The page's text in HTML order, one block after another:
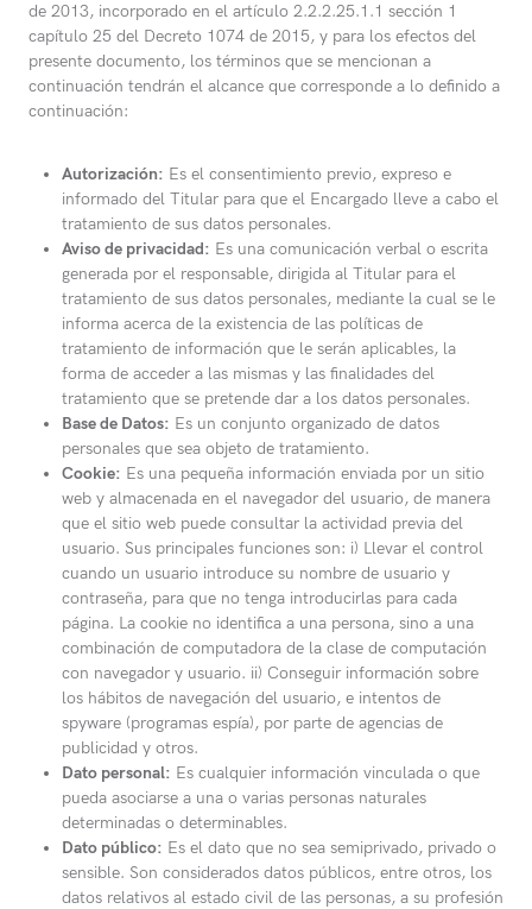
de 2013, incorporado en el artículo 2.2.2.25.1.1 sección 1
capítulo 25 del Decreto 1074 de 2015, y para los efectos del
presente documento, los términos que se mencionan a
continuación tendrán el alcance que corresponde a lo definido a
continuación:
Autorización: Es el consentimiento previo, expreso e
informado del Titular para que el Encargado lleve a cabo el
tratamiento de sus datos personales.
Aviso de privacidad: Es una comunicación verbal o escrita
generada por el responsable, dirigida al Titular para el
tratamiento de sus datos personales, mediante la cual se le
informa acerca de la existencia de las políticas de
tratamiento de información que le serán aplicables, la
forma de acceder a las mismas y las finalidades del
tratamiento que se pretende dar a los datos personales.
Base de Datos: Es un conjunto organizado de datos
personales que sea objeto de tratamiento.
Cookie: Es una pequeña información enviada por un sitio
web y almacenada en el navegador del usuario, de manera
que el sitio web puede consultar la actividad previa del
usuario. Sus principales funciones son: i) Llevar el control
cuando un usuario introduce su nombre de usuario y
contraseña, para que no tenga introducirlas para cada
página. La cookie no identifica a una persona, sino a una
combinación de computadora de la clase de computación
con navegador y usuario. ii) Conseguir información sobre
los hábitos de navegación del usuario, e intentos de
spyware (programas espía), por parte de agencias de
publicidad y otros.
Dato personal: Es cualquier información vinculada o que
pueda asociarse a una o varias personas naturales
determinadas o determinables.
Dato público: Es el dato que no sea semiprivado, privado o
sensible. Son considerados datos públicos, entre otros, los
datos relativos al estado civil de las personas, a su profesión